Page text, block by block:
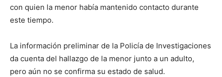
con quien la menor había mantenido contacto durante
este tiempo.
La información preliminar de la Policía de Investigaciones
da cuenta del hallazgo de la menor junto a un adulto,
pero aún no se confirma su estado de salud.